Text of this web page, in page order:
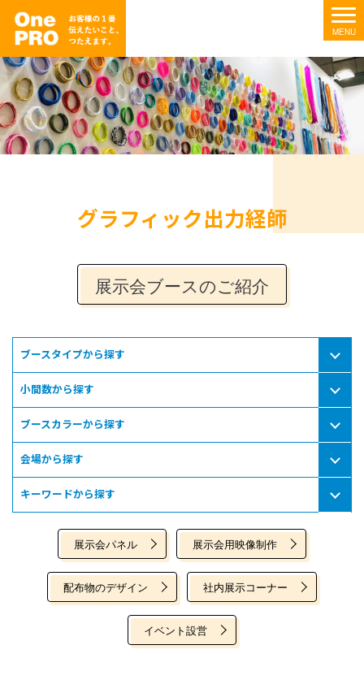
グラフィック出力経師
展示会ブースのご紹介
ブースタイプから探す
小間数から探す
ブースカラーから探す
会場から探す
キーワードから探す
展示会パネル 展示会用映像制作
配布物のデザイン 社内展示コーナー
イベント設営